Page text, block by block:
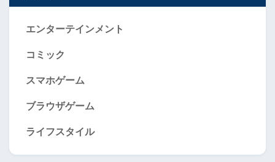
エンターテインメント
コミック
スマホゲーム
ブラウザゲーム
ライフスタイル